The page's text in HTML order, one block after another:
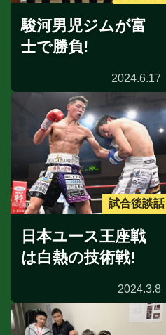
駿河男児ジムが富
士で勝負!
2024.6.17
試合後談話
日本ユース王座戦
は白熱の技術戦!
2024.3.8